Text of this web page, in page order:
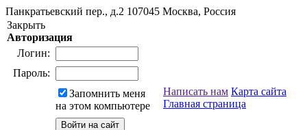
Панкратьевский пер., д.2 107045 Москва, Россия
Закрыть
Авторизация
Логин:
Пароль:
Запомнить меня
на этом компьютере
Написать нам Карта сайта
Главная страница